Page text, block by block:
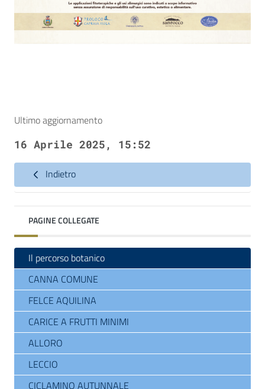
Indietro
PAGINE COLLEGATE
Il percorso botanico
CANNA COMUNE
FELCE AQUILINA
CARICE A FRUTTI MINIMI
ALLORO
LECCIO
CICLAMINO AUTUNNALE
Ultimo aggiornamento
16 Aprile 2025, 15:52